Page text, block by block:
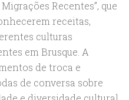
Recentes”, que
receitas,
culturas
em Brusque. A
de troca e
de conversa sobre